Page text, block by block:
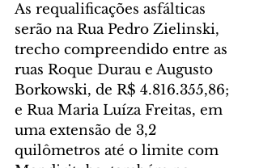
As requalificações asfálticas
serão na Rua Pedro Zielinski,
trecho compreendido entre as
ruas Roque Durau e Augusto
Borkowski, de R$ 4.816.355,86;
e Rua Maria Luíza Freitas, em
uma extensão de 3,2
quilômetros até o limite com